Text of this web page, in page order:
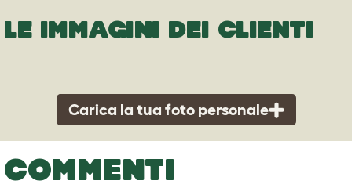
LE IMMAGINI DEI CLIENTI
Carica la tua foto personale
COMMENTI